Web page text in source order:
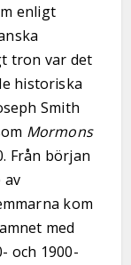
enligt
tron var det
historiska
Smith
Mormons
Från början
av
kom
med
och 1900-